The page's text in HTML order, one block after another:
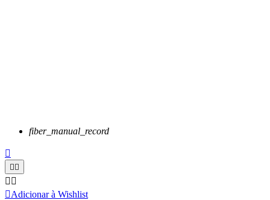
fiber_manual_record

 
 
Adicionar à Wishlist